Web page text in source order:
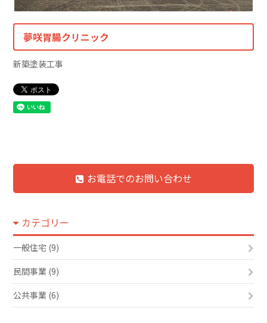
夢咲胃腸クリニック
新築塗装工事
お電話でのお問い合わせ
カテゴリー
一般住宅 (9)
民間事業 (9)
公共事業 (6)